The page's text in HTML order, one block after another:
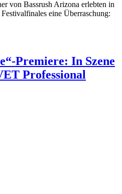
von Bassrush Arizona erlebten in
eine Überraschung:
Premiere: In Szene
Professional